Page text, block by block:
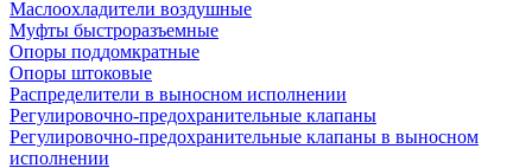
Маслоохладители воздушные
Муфты быстроразъемные
Опоры поддомкратные
Опоры штоковые
Распределители в выносном исполнении
Регулировочно-предохранительные клапаны
Регулировочно-предохранительные клапаны в выносном
исполнении